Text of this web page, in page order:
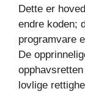
Dette er
endre koden;
programvare
De
lovlige